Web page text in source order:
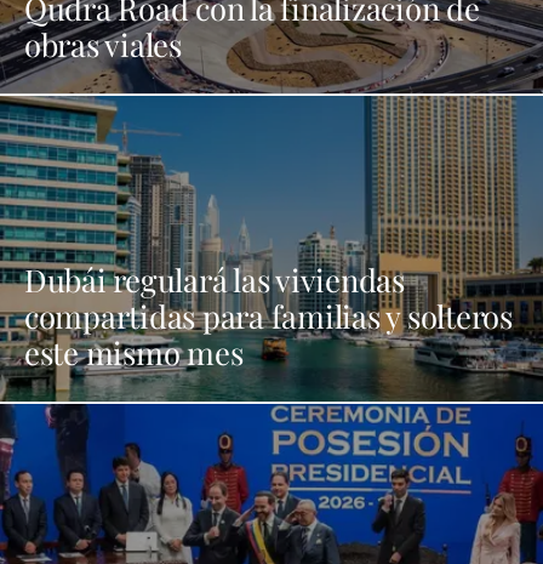
obras viales
Dubái regulará las viviendas
compartidas para familias y solteros
este mismo mes